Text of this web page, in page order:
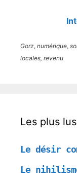
Gorz, numérique,
locales, revenu
Les plus lus
Le désir
Le